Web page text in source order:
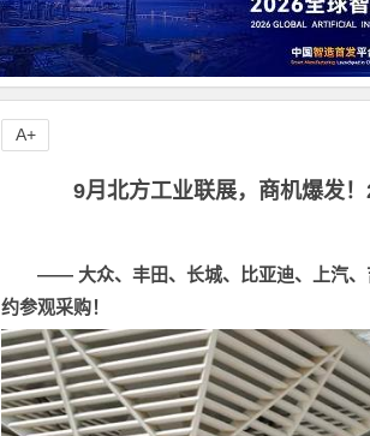
9月北方工业联展，商机爆发
—— 大众、丰田、长城、比亚迪、上汽、
约参观采购！
A+